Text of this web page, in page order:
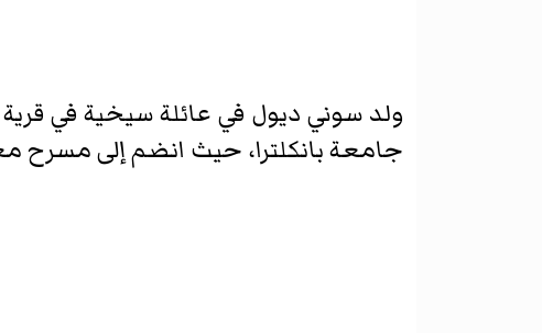
ولد سوني ديول في عائلة سيخية في قرية
جامعة بانكلترا، حيث انضم إلى مسرح